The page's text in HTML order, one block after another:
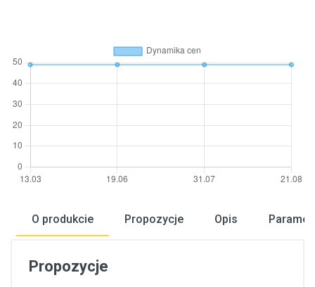
O produkcie Propozycje Opis
Propozycje